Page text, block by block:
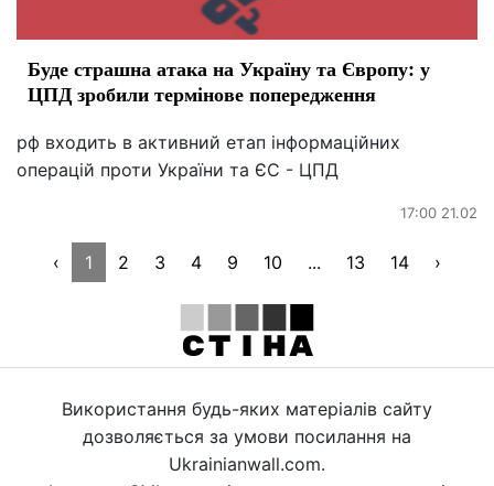
Буде страшна атака на Україну та Європу: у
ЦПД зробили термінове попередження
рф входить в активний етап інформаційних
операцій проти України та ЄС - ЦПД
17:00 21.02
‹ 1 2 3 4 9 10 ... 13 14 ›
Використання будь-яких матеріалів сайту
дозволяється за умови посилання на
Ukrainianwall.com.